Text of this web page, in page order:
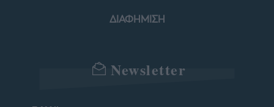
ΔΙΑΦΗΜΙΣΗ
Newsletter